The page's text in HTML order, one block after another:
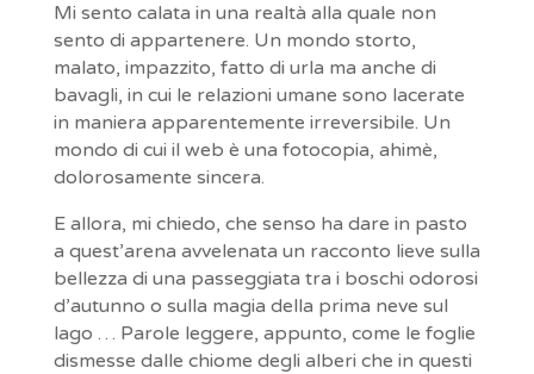
Mi sento calata in una realtà alla quale non
sento di appartenere. Un mondo storto,
malato, impazzito, fatto di urla ma anche di
bavagli, in cui le relazioni umane sono lacerate
in maniera apparentemente irreversibile. Un
mondo di cui il web è una fotocopia, ahimè,
dolorosamente sincera.
E allora, mi chiedo, che senso ha dare in pasto
a quest’arena avvelenata un racconto lieve sulla
bellezza di una passeggiata tra i boschi odorosi
d’autunno o sulla magia della prima neve sul
lago … Parole leggere, appunto, come le foglie
dismesse dalle chiome degli alberi che in questi